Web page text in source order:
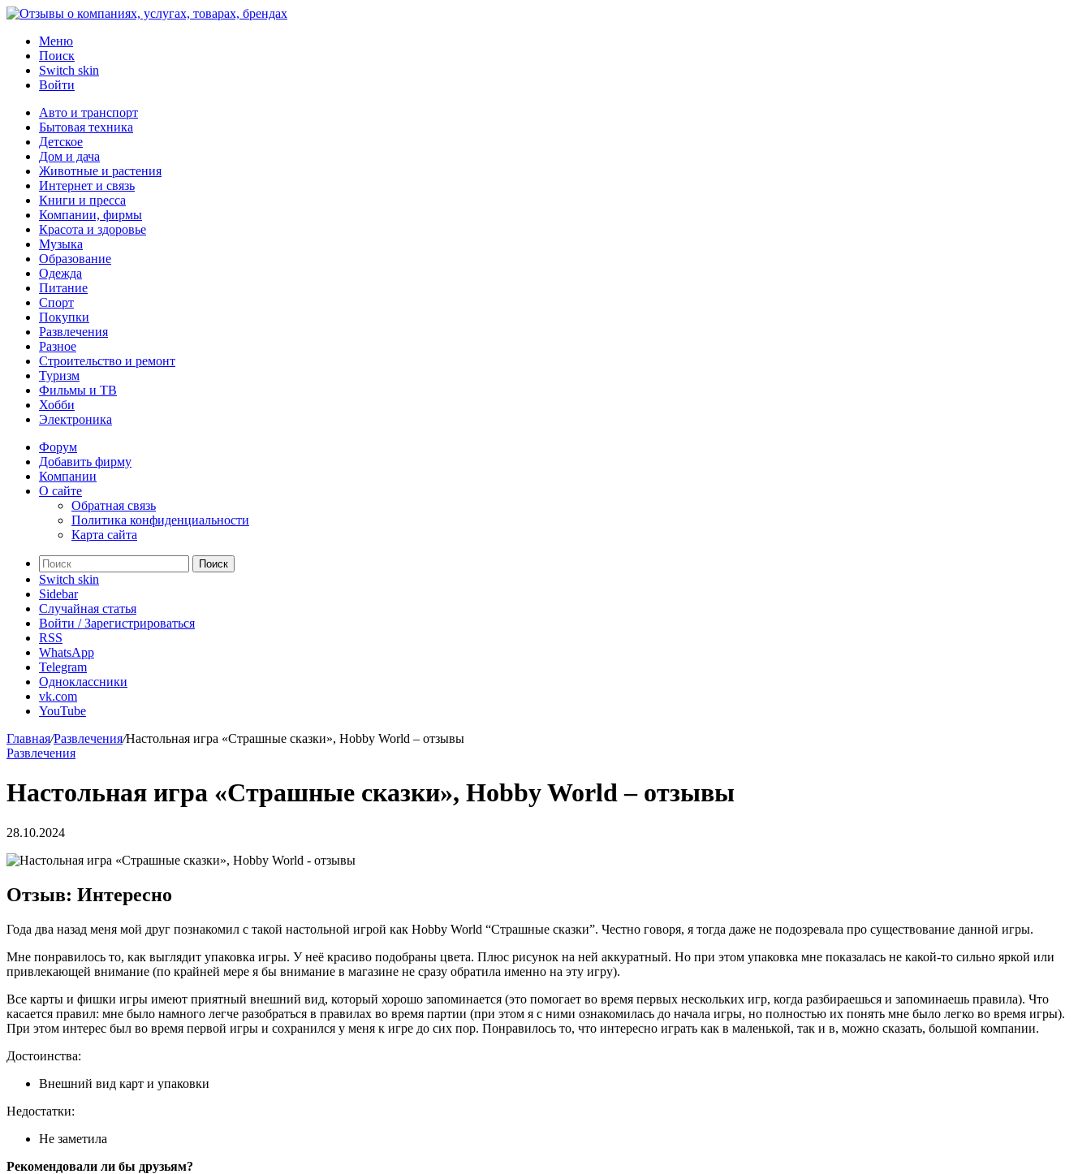
Меню
Поиск
Switch skin
Войти
Авто и транспорт
Бытовая техника
Детское
Дом и дача
Животные и растения
Интернет и связь
Книги и пресса
Компании, фирмы
Красота и здоровье
Музыка
Образование
Одежда
Питание
Спорт
Покупки
Развлечения
Разное
Строительство и ремонт
Туризм
Фильмы и ТВ
Хобби
Электроника
Форум
Добавить фирму
Компании
О сайте
Обратная связь
Политика конфиденциальности
Карта сайта
Поиск
Switch skin
Sidebar
Случайная статья
Войти / Зарегистрироваться
RSS
WhatsApp
Telegram
Одноклассники
vk.com
YouTube
Главная/Развлечения/Настольная игра «Страшные сказки», Hobby World – отзывы
Развлечения
Настольная игра «Страшные сказки», Hobby World – отзывы
28.10.2024
Отзыв: Интересно
Года два назад меня мой друг познакомил с такой настольной игрой как Hobby World “Страшные сказки”. Честно говоря, я тогда даже не подозревала про существование данной игры.
Мне понравилось то, как выглядит упаковка игры. У неё красиво подобраны цвета. Плюс рисунок на ней аккуратный. Но при этом упаковка мне показалась не какой-то сильно яркой или
привлекающей внимание (по крайней мере я бы внимание в магазине не сразу обратила именно на эту игру).
Все карты и фишки игры имеют приятный внешний вид, который хорошо запоминается (это помогает во время первых нескольких игр, когда разбираешься и запоминаешь правила). Что
касается правил: мне было намного легче разобраться в правилах во время партии (при этом я с ними ознакомилась до начала игры, но полностью их понять мне было легко во время игры).
При этом интерес был во время первой игры и сохранился у меня к игре до сих пор. Понравилось то, что интересно играть как в маленькой, так и в, можно сказать, большой компании.
Достоинства:
Внешний вид карт и упаковки
Недостатки:
Не заметила
Рекомендовали ли бы друзьям?